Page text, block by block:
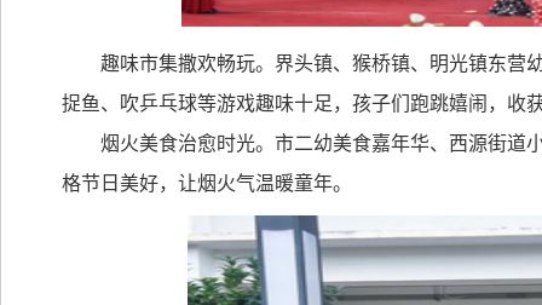
趣味市集撒欢畅玩。界头镇、猴桥镇、明光镇东营
捉鱼、吹乒乓球等游戏趣味十足，孩子们跑跳嬉闹，收
烟火美食治愈时光。市二幼美食嘉年华、西源街道
格节日美好，让烟火气温暖童年。